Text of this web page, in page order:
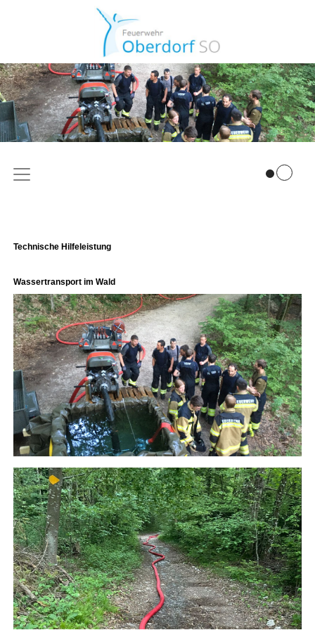
Technische Hilfeleistung
Wassertransport im Wald